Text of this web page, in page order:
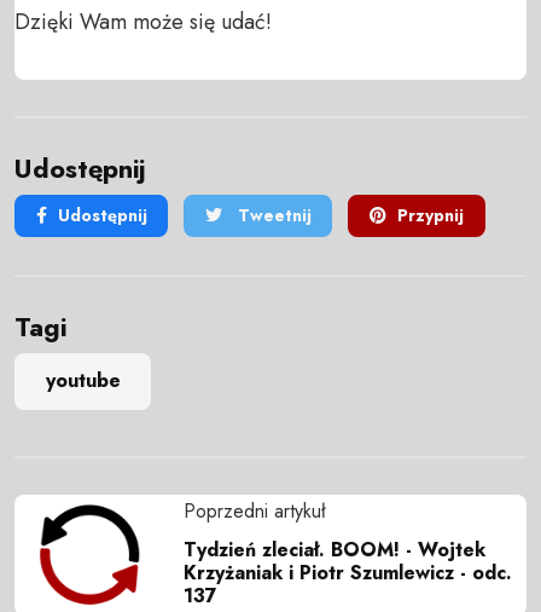
Dzięki Wam może się udać!
Udostępnij
Udostępnij Tweetnij Przypnij
Tagi
youtube
Poprzedni artykuł
Tydzień zleciał. BOOM! - Wojtek
Krzyżaniak i Piotr Szumlewicz - odc.
137